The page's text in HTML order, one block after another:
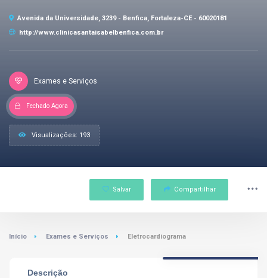
Avenida da Universidade, 3239 - Benfica, Fortaleza-CE - 60020181
http://www.clinicasantaisabelbenfica.com.br
Exames e Serviços
Fechado Agora
Visualizações: 193
Salvar Compartilhar
Início Exames e Serviços Eletrocardiograma
Descrição